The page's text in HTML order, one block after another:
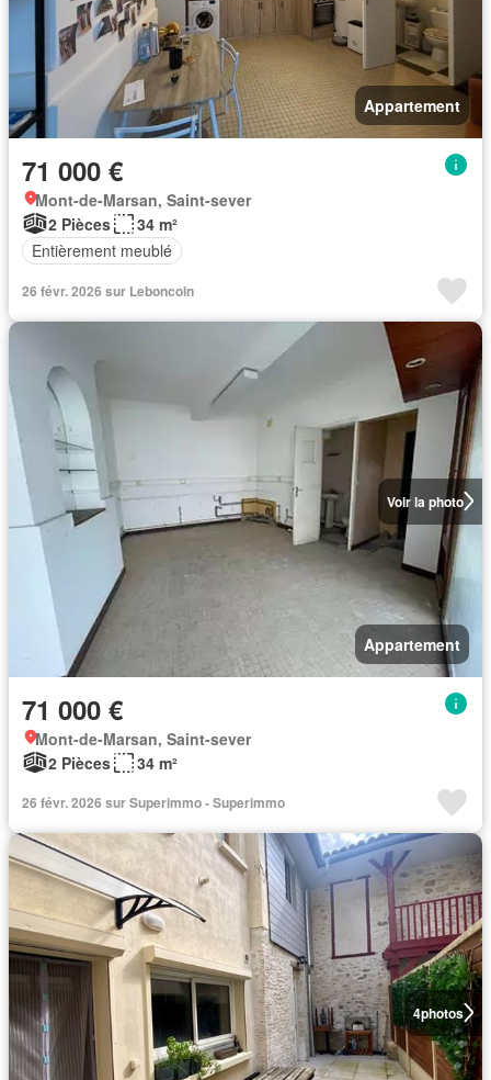
Appartement
71 000 €
Mont-de-Marsan, Saint-sever
2 Pièces
34 m²
Entièrement meublé
26 févr. 2026 sur Leboncoin
Voir la photo
Appartement
71 000 €
Mont-de-Marsan, Saint-sever
2 Pièces
34 m²
26 févr. 2026 sur Superimmo - Superimmo
4photos